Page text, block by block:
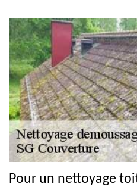
Pour un nettoyage